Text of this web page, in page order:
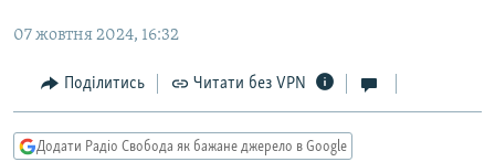
Перейти
пошукуКУЛЬТУРА
СПОРТ
ДОНБАС.РЕАЛІЇ
КРИМ.РЕАЛІЇ
ТИ ЯК?
07 жовтня 2024, 16:32
Поділитись Читати без VPN
Додати Радіо Свобода як бажане джерело в Google